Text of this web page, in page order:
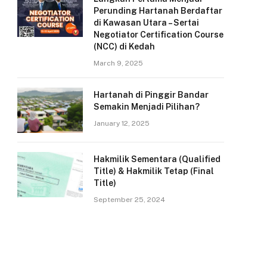
Perunding Hartanah Berdaftar
di Kawasan Utara – Sertai
Negotiator Certification Course
(NCC) di Kedah
March 9, 2025
Hartanah di Pinggir Bandar
Semakin Menjadi Pilihan?
January 12, 2025
Hakmilik Sementara (Qualified
Title) & Hakmilik Tetap (Final
Title)
September 25, 2024